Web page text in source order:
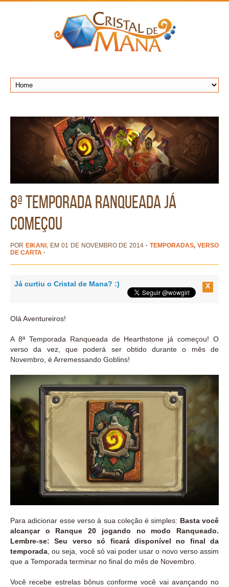
8ª Temporada Ranqueada já
começou
POR EIKANI , EM 01 DE NOVEMBRO DE 2014 ·TEMPORADAS,VERSO
DE CARTA ·
Já curtiu o Cristal de Mana? :) X
Olá Aventureiros!
A 8ª Temporada Ranqueada de Hearthstone já começou! O
verso da vez, que poderá ser obtido durante o mês de
Novembro, é Arremessando Goblins!
Para adicionar esse verso à sua coleção é simples: Basta você
alcançar o Ranque 20 jogando no modo Ranqueado.
Lembre-se: Seu verso só ficará disponível no final da
temporada , ou seja, você só vai poder usar o novo verso assim
que a Temporada terminar no final do mês de Novembro.
Você recebe estrelas bônus conforme você vai avançando no